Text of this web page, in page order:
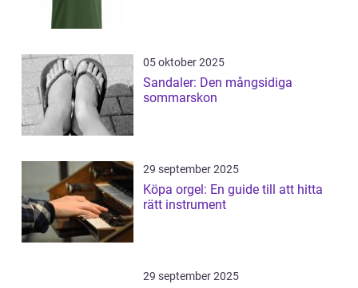
05 oktober 2025
Sandaler: Den mångsidiga
sommarskon
29 september 2025
Köpa orgel: En guide till att hitta
rätt instrument
29 september 2025